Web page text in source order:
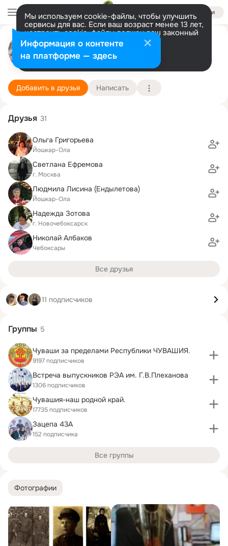
Войти
Мы используем cookie-файлы, чтобы улучшить
сервисы для вас. Если ваш возраст менее 13 лет,
настроить cookie-файлы должен ваш законный
представитель. Больше информации
Разрешить все Настроить
Сергей Ефремов
Мытищи 4 января (62 года)
Подробнее
Добавить в друзья Написать
Фотографии
Друзья 31
Ольга Григорьева
Йошкар-Ола
Светлана Ефремова
г. Москва
Людмила Лисина (Ендылетова)
Йошкар-Ола
Надежда Зотова
г. Новочебоксарск
Николай Албаков
Чебоксары
Все друзья
11 подписчиков
Группы 5
Чуваши за пределами Республики ЧУВАШИЯ.
9197 подписчиков
Встреча выпускников РЭА им. Г.В.Плеханова
1306 подписчиков
Чувашия-наш родной край.
17735 подписчиков
Зацепа 43А
152 подписчика
Все группы
Информация о контенте
на платформе — здесь